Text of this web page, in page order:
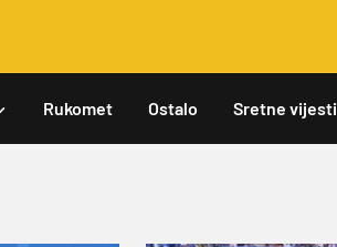
Rukomet Ostalo Sretne vijesti